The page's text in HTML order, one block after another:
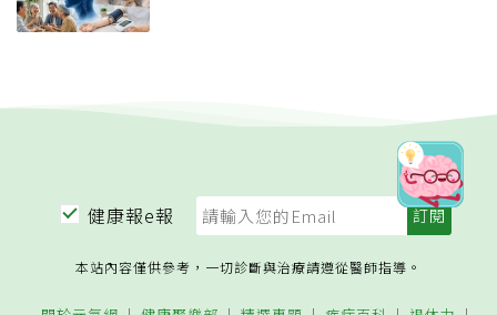
健康報e報
本站內容僅供參考，一切診斷與治療請遵從醫師指導。